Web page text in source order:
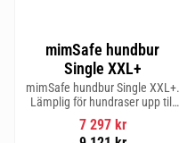
mimSafe hundbur
Single XXL+
mimSafe hundbur Single XXL+.
Lämplig för hundraser upp till
71 cm i mankhöjd.
7 297kr